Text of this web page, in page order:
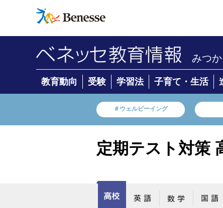
みつ
教育動向 受験 学習法 子育て・生活
＃ウェルビーイング
定期テスト対策